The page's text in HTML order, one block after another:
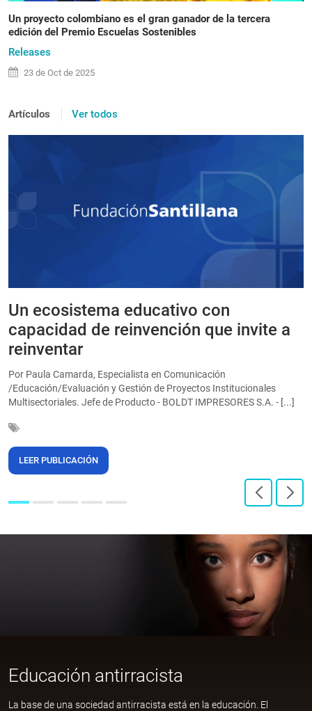
Un proyecto colombiano es el gran ganador de la tercera
edición del Premio Escuelas Sostenibles
Releases
23 de Oct de 2025
Artículos Ver todos
Un ecosistema educativo con
capacidad de reinvención que invite a
reinventar
Por Paula Camarda, Especialista en Comunicación
/Educación/Evaluación y Gestión de Proyectos Institucionales
Multisectoriales. Jefe de Producto - BOLDT IMPRESORES S.A. - [...]
LEER PUBLICACIÓN
Educación antirracista
La base de una sociedad antirracista está en la educación. El